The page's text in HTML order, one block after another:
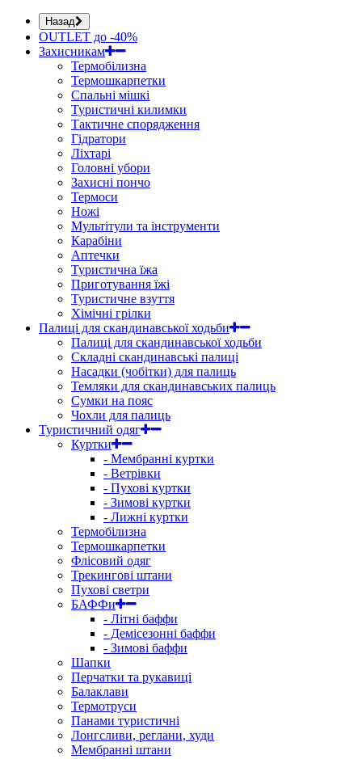
Назад
OUTLET до -40%
Захисникам
Термобілизна
Термошкарпетки
Спальні мішкі
Туристичні килимки
Тактичне спорядження
Гідратори
Ліхтарі
Головні убори
Захисні пончо
Термоси
Ножі
Мультітули та інструменти
Карабіни
Аптечки
Туристична їжа
Приготування їжі
Туристичне взуття
Хімічні грілки
Палиці для скандинавської ходьби
Палиці для скандинавської ходьби
Складні скандинавські палиці
Насадки (чобітки) для палиць
Темляки для скандинавських палиць
Сумки на пояс
Чохли для палиць
Туристичний одяг
Куртки
- Мембранні куртки
- Ветрівки
- Пухові куртки
- Зимові куртки
- Лижні куртки
Термобілизна
Термошкарпетки
Флісовий одяг
Трекингові штани
Пухові светри
БАФФи
- Літні баффи
- Демісезонні баффи
- Зимові баффи
Шапки
Перчатки та рукавиці
Балаклави
Термотруси
Панами туристичні
Лонгсливи, реглани, худи
Мембранні штани